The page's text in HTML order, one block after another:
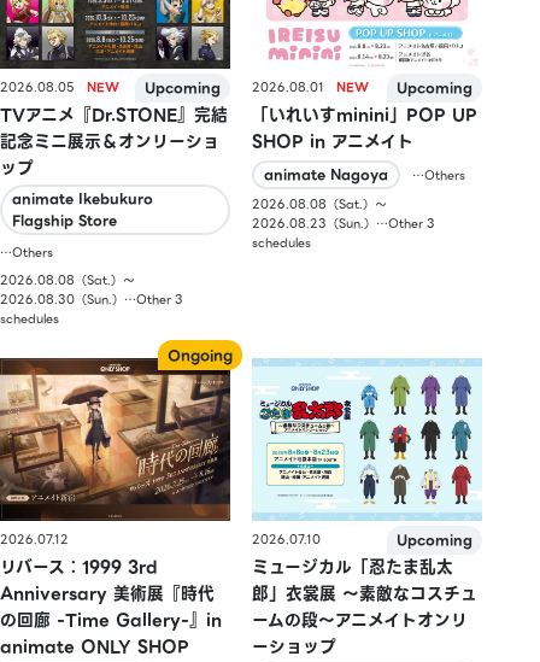
2026.08.05
TVアニメ『Dr.STONE』完結
記念ミニ展示＆オンリーショ
ップ
animate Ikebukuro
Flagship Store
…Others
2026.08.08（Sat.）〜
2026.08.30（Sun.）…Other 3
schedules
2026.08.01
「いれいすminini」POP UP
SHOP in アニメイト
animate Nagoya
…Others
2026.08.08（Sat.）〜
2026.08.23（Sun.）…Other 3
schedules
2026.07.12
リバース：1999 3rd
Anniversary 美術展『時代
の回廊 -Time Gallery-』in
animate ONLY SHOP
2026.07.10
ミュージカル「忍たま乱太
郎」衣裳展 ～素敵なコスチュ
ームの段～アニメイトオンリ
ーショップ